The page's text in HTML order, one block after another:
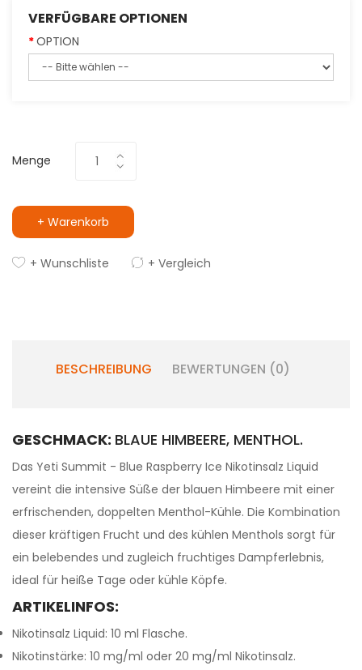
VERFÜGBARE OPTIONEN
OPTION
Menge
+ Warenkorb
+ Wunschliste + Vergleich
BESCHREIBUNG BEWERTUNGEN (0)
GESCHMACK: BLAUE HIMBEERE, MENTHOL.
Das Yeti Summit - Blue Raspberry Ice Nikotinsalz Liquid
vereint die intensive Süße der blauen Himbeere mit einer
erfrischenden, doppelten Menthol-Kühle. Die Kombination
dieser kräftigen Frucht und des kühlen Menthols sorgt für
ein belebendes und zugleich fruchtiges Dampferlebnis,
ideal für heiße Tage oder kühle Köpfe.
ARTIKELINFOS:
Nikotinsalz Liquid: 10 ml Flasche.
Nikotinstärke: 10 mg/ml oder 20 mg/ml Nikotinsalz.